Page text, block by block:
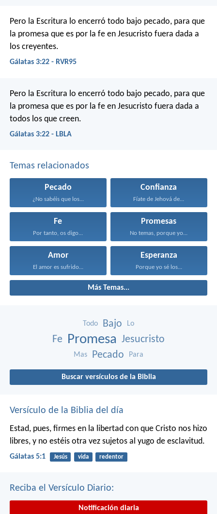
Pero la Escritura lo encerró todo bajo pecado, para que
la promesa que es por la fe en Jesucristo fuera dada a
los creyentes.
Gálatas 3:22 - RVR95
Pero la Escritura lo encerró todo bajo pecado, para que
la promesa que es por la fe en Jesucristo fuera dada a
todos los que creen.
Gálatas 3:22 - LBLA
Temas relacionados
Pecado
¿No sabéis que los...
Confianza
Fíate de Jehová de...
Fe
Por tanto, os digo...
Promesas
No temas, porque yo...
Amor
El amor es sufrido...
Esperanza
Porque yo sé los...
Más Temas...
Todo Bajo Lo
Fe Promesa Jesucristo
Mas Pecado Para
Buscar versículos de la Biblia
Versículo de la Biblia del día
Estad, pues, firmes en la libertad con que Cristo nos hizo
libres, y no estéis otra vez sujetos al yugo de esclavitud.
Gálatas 5:1 Jesús vida redentor
Reciba el Versículo Diario:
Notificación diaria